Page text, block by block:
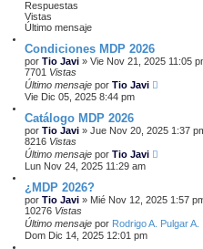
Respuestas
Vistas
Último mensaje
Condiciones MDP 2026
por Tio Javi » Vie Nov 21, 2025 11:05
7701 Vistas
Último mensaje por Tio Javi
Vie Dic 05, 2025 8:44 pm
Catálogo MDP 2026
por Tio Javi » Jue Nov 20, 2025 1:37
8216 Vistas
Último mensaje por Tio Javi
Lun Nov 24, 2025 11:29 am
¿MDP 2026?
por Tio Javi » Mié Nov 12, 2025 1:57
10276 Vistas
Último mensaje por Rodrigo A. Pulgar A.
Dom Dic 14, 2025 12:01 pm